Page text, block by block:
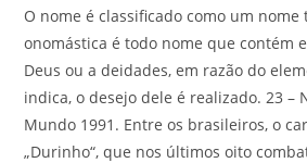
O nome é classificado como um nome
onomástica é todo nome que contém
Deus ou a deidades, em razão do
indica, o desejo dele é realizado. 23 –
Mundo 1991. Entre os brasileiros, o
„Durinho“, que nos últimos oito